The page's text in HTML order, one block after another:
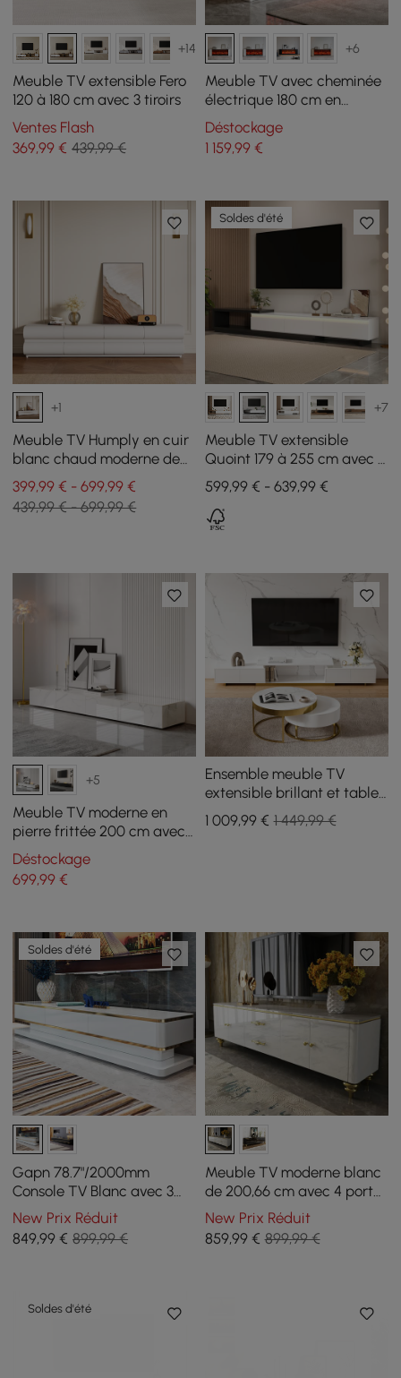
+14
Meuble TV extensible Fero
120 à 180 cm avec 3 tiroirs
Ventes Flash
369,99 € 439,99 €
+6
Meuble TV avec cheminée
électrique 180 cm en
placage marbre avec
télécommande
Déstockage
1 159,99€
+1
Meuble TV Humply en cuir
blanc chaud moderne de
2000 mm avec console
multimédia à 8 tiroirs
399,99 € - 699,99 €
439,99 € - 699,99 €
Soldes d'été
+7
Meuble TV extensible
Quoint 179 à 255 cm avec 3
tiroirs et éclairage LED
599,99 € - 639,99 €
+5
Meuble TV moderne en
pierre frittée 200 cm avec
4 tiroirs
Déstockage
699,99 €
Ensemble meuble TV
extensible brillant et table
basse gigogne
1 009,99€ 1 449,99 €
Soldes d'été
Gapn 78.7"/2000mm
Console TV Blanc avec 3
Tiroirs Plateau en Verre
Trempé
New Prix Réduit
849,99 € 899,99 €
Meuble TV moderne blanc
de 200,66 cm avec 4 portes
et 2 tiroirs
New Prix Réduit
859,99€ 899,99 €
Soldes d'été